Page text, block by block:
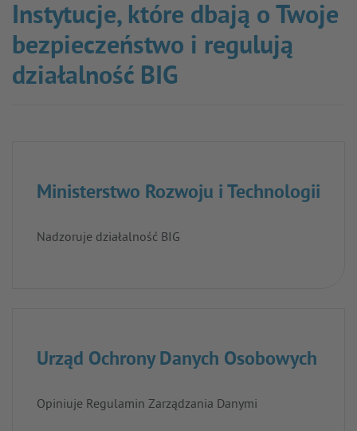
Instytucje, które dbają o Twoje
bezpieczeństwo i regulują
działalność BIG
Ministerstwo Rozwoju i Technologii
Nadzoruje działalność BIG
Urząd Ochrony Danych Osobowych
Opiniuje Regulamin Zarządzania Danymi